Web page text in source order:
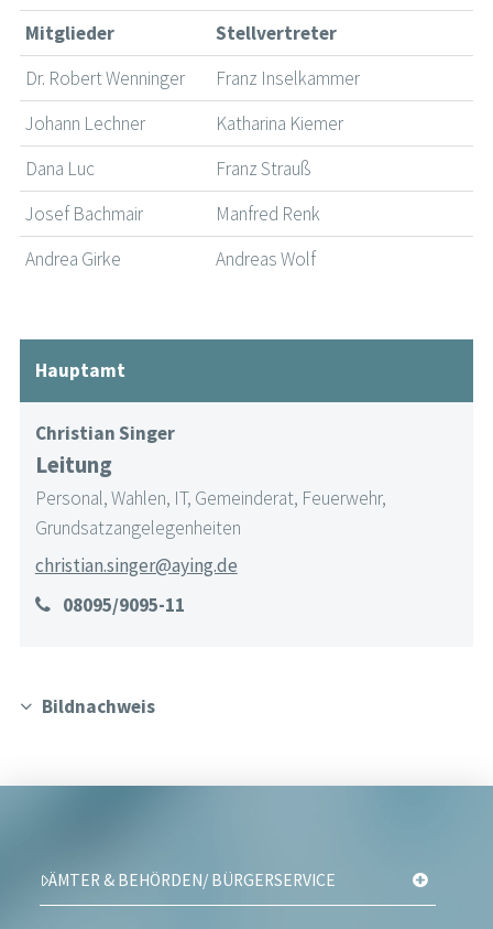
Mitglieder
Stellvertreter
Dr. Robert Wenninger
Franz Inselkammer
Johann Lechner
Katharina Kiemer
Dana Luc
Franz Strauß
Josef Bachmair
Manfred Renk
Andrea Girke
Andreas Wolf
Hauptamt
Christian Singer
Leitung
Personal, Wahlen, IT, Gemeinderat, Feuerwehr,
Grundsatzangelegenheiten
christian.singer@aying.de
08095/9095-11
Bildnachweis
ÄMTER & BEHÖRDEN/ BÜRGERSERVICE